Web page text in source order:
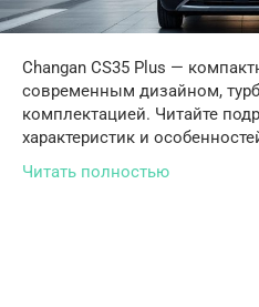
Changan CS35 Plus —
современным дизайном,
комплектацией. Читайте
характеристик и
Читать полностью